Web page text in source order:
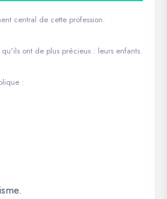
central de cette profession.
ont de plus précieux : leurs enfants.
: